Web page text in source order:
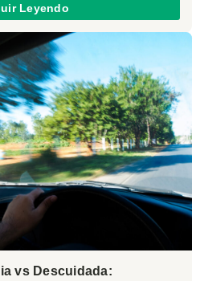
Leyendo
vs Descuidada: